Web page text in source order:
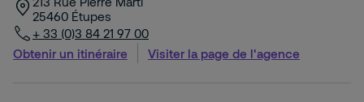
25460 Étupes
+ 33 (0)3 84 21 97 00
Obtenir un itinéraire
Visiter la page de l'agence